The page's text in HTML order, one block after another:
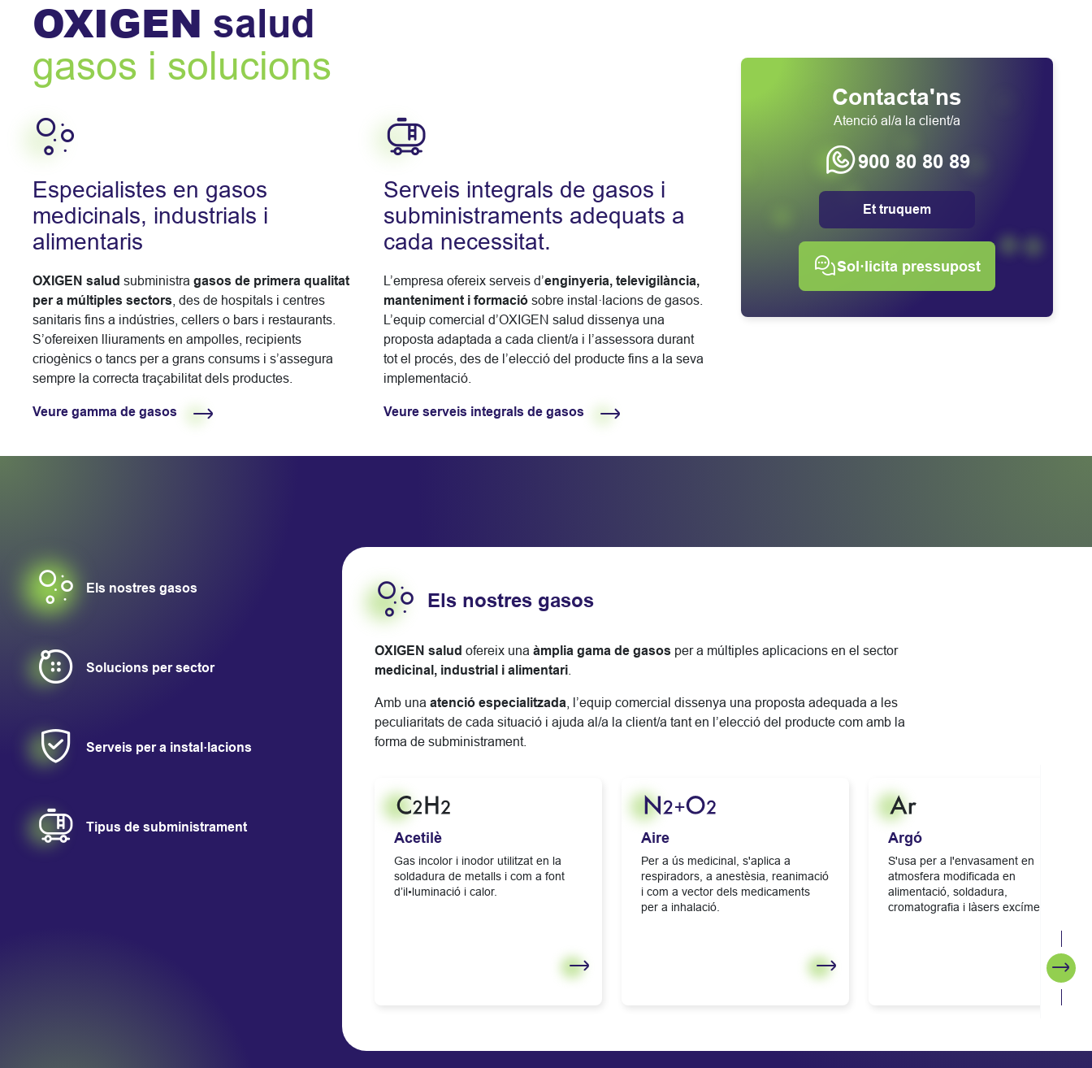
OXIGEN salud
gasos i solucions
Especialistes en gasos
medicinals, industrials i
alimentaris
OXIGEN salud subministra gasos de primera qualitat
per a múltiples sectors , des de hospitals i centres
sanitaris fins a indústries, cellers o bars i restaurants.
S’ofereixen lliuraments en ampolles, recipients
criogènics o tancs per a grans consums i s’assegura
sempre la correcta traçabilitat dels productes.
Veure gamma de gasos
Serveis integrals de gasos i
subministraments adequats a
cada necessitat.
L’empresa ofereix serveis d’enginyeria, televigilància,
manteniment i formació sobre instal·lacions de gasos.
L’equip comercial d’OXIGEN salud dissenya una
proposta adaptada a cada client/a i l’assessora durant
tot el procés, des de l’elecció del producte fins a la seva
implementació.
Veure serveis integrals de gasos
Contacta'ns
Atenció al/a la client/a
900 80 80 89
Et truquem
Sol·licita pressupost
Els nostres gasos
Mostrar más
Solucions per sector
Mostrar más
Serveis per a instal·lacions
Mostrar más
Tipus de subministrament
Mostrar más
Els nostres gasos
OXIGEN salud ofereix unaàmplia gama de gasos per a múltiples aplicacions en el sector
medicinal, industrial i alimentari
Amb unaatenció especialitzada , l’equip comercial dissenya una proposta adequada a les
peculiaritats de cada situació i ajuda al/a la client/a tant en l’elecció del producte com amb la
forma de subministrament.
Acetilè
Gas incolor i inodor utilitzat en la
soldadura de metalls i com a font
d’il•luminació i calor.
Aire
Per a ús medicinal, s'aplica a
respiradors, a anestèsia, reanimació
i com a vector dels medicaments
per a inhalació.
Argó
S'usa per a l'envasament en
atmosfera modificada en
alimentació, soldadura,
cromatografia i làsers excímer.